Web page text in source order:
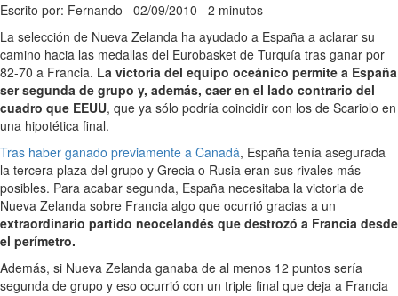
Escrito por: Fernando 02/09/2010 2 minutos
La selección de Nueva Zelanda ha ayudado a España a aclarar su
camino hacia las medallas del Eurobasket de Turquía tras ganar por
82-70 a Francia. La victoria del equipo oceánico permite a España
ser segunda de grupo y, además, caer en el lado contrario del
cuadro que EEUU, que ya sólo podría coincidir con los de Scariolo en
una hipotética final.
Tras haber ganado previamente a Canadá, España tenía asegurada
la tercera plaza del grupo y Grecia o Rusia eran sus rivales más
posibles. Para acabar segunda, España necesitaba la victoria de
Nueva Zelanda sobre Francia algo que ocurrió gracias a un
extraordinario partido neocelandés que destrozó a Francia desde
el perímetro.
Además, si Nueva Zelanda ganaba de al menos 12 puntos sería
segunda de grupo y eso ocurrió con un triple final que deja a Francia